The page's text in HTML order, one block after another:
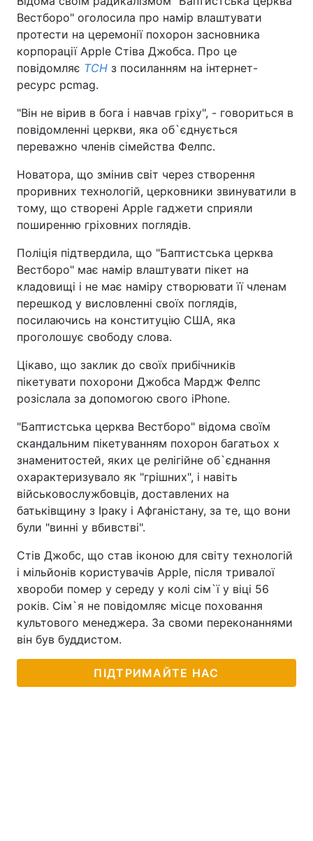
Вестборо" оголосила про намір влаштувати
протести на церемонії похорон засновника
корпорації Apple Стіва Джобса. Про це
повідомляє ТСН з посиланням на інтернет-
ресурс pcmag.
"Він не вірив в бога і навчав гріху", - говориться в
повідомленні церкви, яка об`єднується
переважно членів сімейства Фелпс.
Новатора, що змінив світ через створення
проривних технологій, церковники звинуватили в
тому, що створені Apple гаджети сприяли
поширенню гріховних поглядів.
Поліція підтвердила, що "Баптистська церква
Вестборо" має намір влаштувати пікет на
кладовищі і не має наміру створювати її членам
перешкод у висловленні своїх поглядів,
посилаючись на конституцію США, яка
проголошує свободу слова.
Цікаво, що заклик до своїх прибічників
пікетувати похорони Джобса Мардж Фелпс
розіслала за допомогою свого iPhone.
"Баптистська церква Вестборо" відома своїм
скандальним пікетуванням похорон багатьох х
знаменитостей, яких це релігійне об`єднання
охарактеризувало як "грішних", і навіть
військовослужбовців, доставлених на
батьківщину з Іраку і Афганістану, за те, що вони
були "винні у вбивстві".
Стів Джобс, що став іконою для світу технологій
і мільйонів користувачів Apple, після тривалої
хвороби помер у середу у колі сім`ї у віці 56
років. Сім`я не повідомляє місце поховання
культового менеджера. За своми переконаннями
він був буддистом.
ПІДТРИМАЙТЕ НАС